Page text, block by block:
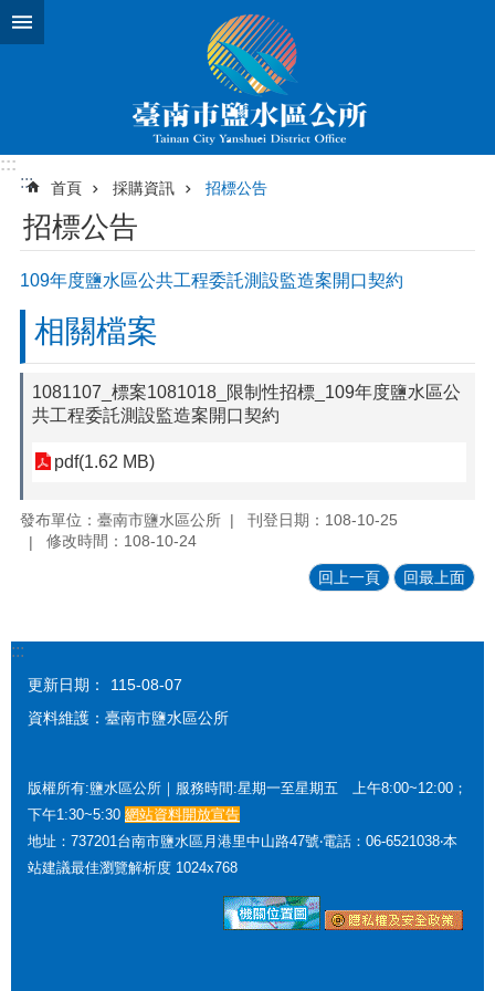
跳到主要內容區塊
:::
:::
首頁 採購資訊 招標公告
招標公告
109年度鹽水區公共工程委託測設監造案開口契約
相關檔案
1081107_標案1081018_限制性招標_109年度鹽水區公
共工程委託測設監造案開口契約
pdf(1.62 MB)
發布單位：臺南市鹽水區公所
刊登日期：108-10-25
修改時間：108-10-24
回上一頁 回最上面
:::
更新日期：
115-08-07
資料維護：臺南市鹽水區公所
版權所有:鹽水區公所｜服務時間:星期一至星期五 上午8:00~12:00；
下午1:30~5:30 網站資料開放宣告
地址：737201台南市鹽水區月港里中山路47號‧電話：06-6521038‧本
站建議最佳瀏覽解析度 1024x768